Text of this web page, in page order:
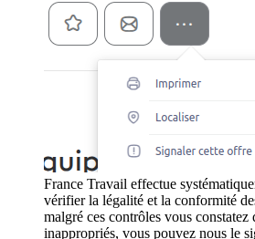
France Travail effectue
vérifier la légalité et la conformité
malgré ces contrôles vous constatez
inappropriés, vous pouvez nous le